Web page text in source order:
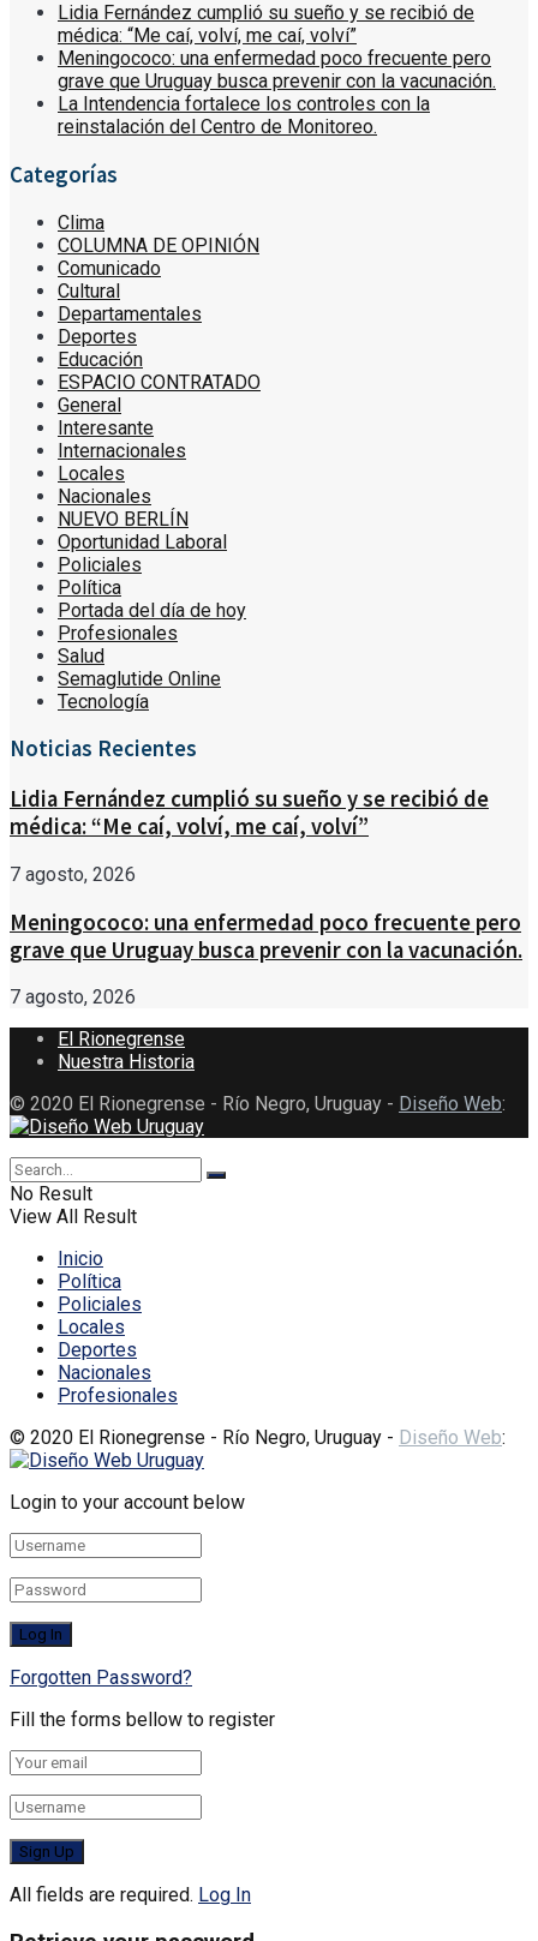
Lidia Fernández cumplió su sueño y se recibió de
médica: “Me caí, volví, me caí, volví”
Meningococo: una enfermedad poco frecuente pero
grave que Uruguay busca prevenir con la vacunación.
La Intendencia fortalece los controles con la
reinstalación del Centro de Monitoreo.
Categorías
Clima
COLUMNA DE OPINIÓN
Comunicado
Cultural
Departamentales
Deportes
Educación
ESPACIO CONTRATADO
General
Interesante
Internacionales
Locales
Nacionales
NUEVO BERLÍN
Oportunidad Laboral
Policiales
Política
Portada del día de hoy
Profesionales
Salud
Semaglutide Online
Tecnología
Noticias Recientes
Lidia Fernández cumplió su sueño y se recibió de
médica: “Me caí, volví, me caí, volví”
7 agosto, 2026
Meningococo: una enfermedad poco frecuente pero
grave que Uruguay busca prevenir con la vacunación.
7 agosto, 2026
El Rionegrense
Nuestra Historia
© 2020 El Rionegrense - Río Negro, Uruguay - Diseño Web:
No Result
View All Result
Inicio
Política
Policiales
Locales
Deportes
Nacionales
Profesionales
© 2020 El Rionegrense - Río Negro, Uruguay - Diseño Web:
Login to your account below
Forgotten Password?
Fill the forms bellow to register
All fields are required. Log In